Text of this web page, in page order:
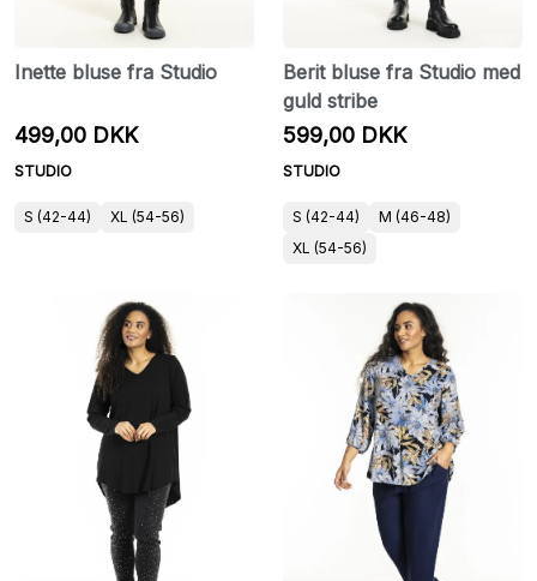
Inette bluse fra Studio
499,00 DKK
STUDIO
S (42-44) XL (54-56)
Berit bluse fra Studio med
guld stribe
599,00 DKK
STUDIO
S (42-44)
M (46-48)
XL (54-56)